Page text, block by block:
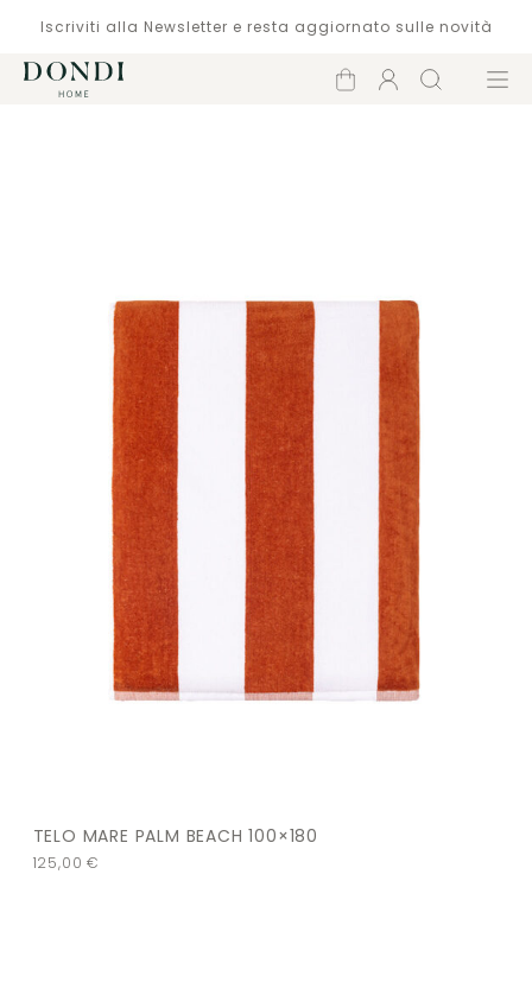
Iscriviti alla Newsletter e resta aggiornato sulle novità
Carrello
Account
Cerca Menù
TELO MARE PALM BEACH 100×180
125,00€